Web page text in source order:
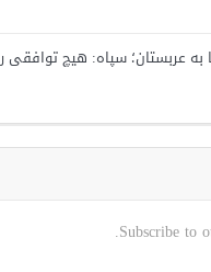
به عربستان؛ سپاه: هیچ توافقی
Subscribe to